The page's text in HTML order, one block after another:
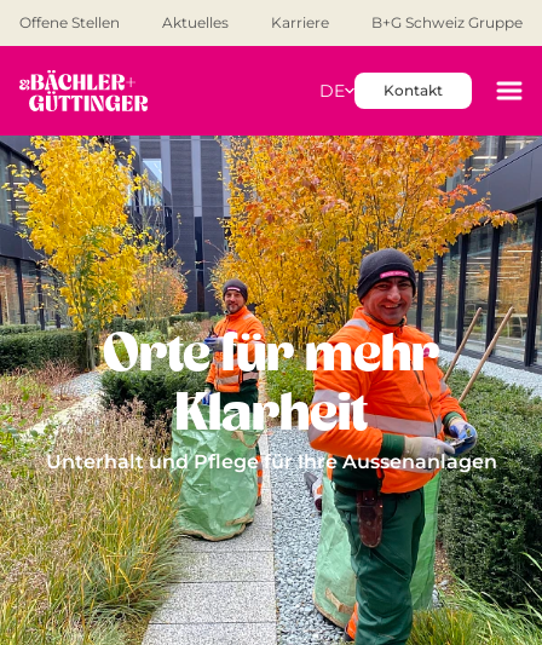
Offene Stellen Aktuelles Karriere B+G Schweiz Gruppe
DE Kontakt
Orte für mehr
Klarheit
Unterhalt und Pflege für Ihre Aussenanlagen